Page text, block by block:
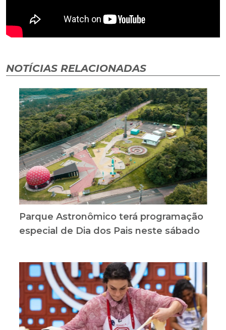
NOTÍCIAS RELACIONADAS
Parque Astronômico terá programação
especial de Dia dos Pais neste sábado